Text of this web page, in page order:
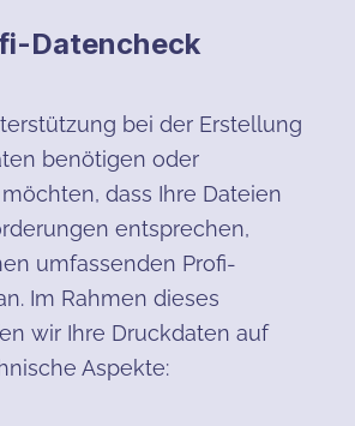
Datencheck
bei der Erstellung
benötigen oder
dass Ihre Dateien
entsprechen,
umfassenden Profi-
Im Rahmen dieses
wir Ihre Druckdaten auf
Aspekte: